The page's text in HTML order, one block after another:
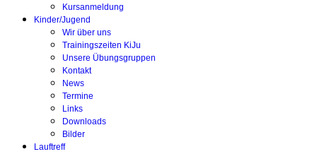
Kursanmeldung
Kinder/Jugend
Wir über uns
Trainingszeiten KiJu
Unsere Übungsgruppen
Kontakt
News
Termine
Links
Downloads
Bilder
Lauftreff